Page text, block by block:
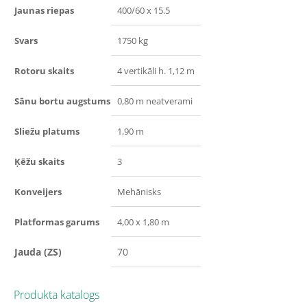
Jaunas riepas 400/60 x 15.5
Svars 1750 kg
Rotoru skaits 4 vertikāli h. 1,12 m
Sānu bortu augstums 0,80 m neatverami
Sliežu platums 1,90 m
Ķēžu skaits 3
Konveijers Mehānisks
Platformas garums 4,00 x 1,80 m
Jauda (ZS) 70
Produkta katalogs